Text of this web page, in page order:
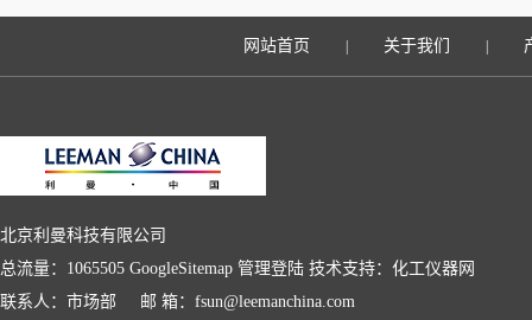
展
网站首页 关于我们
北京利曼科技有限公司
总流量：1065505 GoogleSitemap 管理登陆 技术支持： 化工仪器网
联系人：市场部 邮 箱：fsun@leemanchina.com